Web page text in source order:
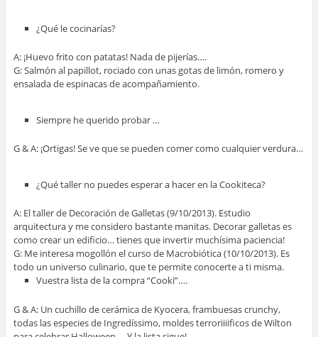
¿Qué le cocinarías?
A: ¡Huevo frito con patatas! Nada de pijerías….
G: Salmón al papillot, rociado con unas gotas de limón, romero y
ensalada de espinacas de acompañamiento.
Siempre he querido probar …
G & A: ¡Ortigas! Se ve que se pueden comer como cualquier verdura…
¿Qué taller no puedes esperar a hacer en la Cookiteca?
A: El taller de Decoración de Galletas (9/10/2013). Estudio
arquitectura y me considero bastante manitas. Decorar galletas es
como crear un edificio… tienes que invertir muchísima paciencia!
G: Me interesa mogollón el curso de Macrobiótica (10/10/2013). Es
todo un universo culinario, que te permite conocerte a ti misma.
Vuestra lista de la compra “Cooki”….
G & A: Un cuchillo de cerámica de Kyocera, frambuesas crunchy,
todas las especies de Ingredíssimo, moldes terroriiiificos de Wilton